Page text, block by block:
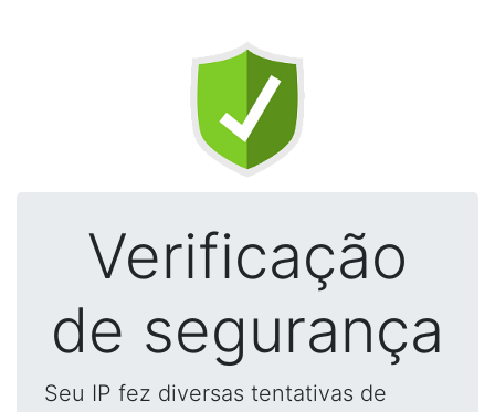
Verificação
de segurança
Seu IP fez diversas tentativas de